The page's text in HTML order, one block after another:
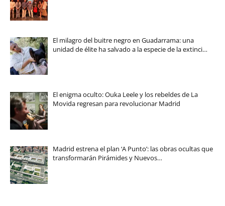
El milagro del buitre negro en Guadarrama: una
unidad de élite ha salvado a la especie de la extinci…
El enigma oculto: Ouka Leele y los rebeldes de La
Movida regresan para revolucionar Madrid
Madrid estrena el plan ‘A Punto’: las obras ocultas que
transformarán Pirámides y Nuevos…